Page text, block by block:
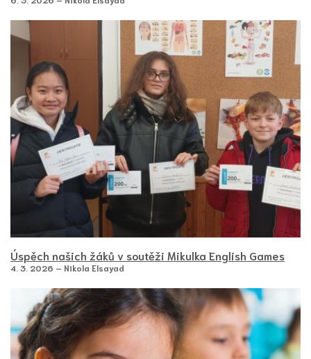
Úspěch našich žáků v soutěži Mikulka English Games
4. 3. 2026 – Nikola Elsayad